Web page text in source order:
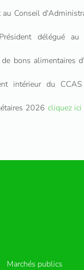
Conseil
délégué au
bons alimentaires
intérieur du CCAS
2026 cliquez ici
Marchés publics